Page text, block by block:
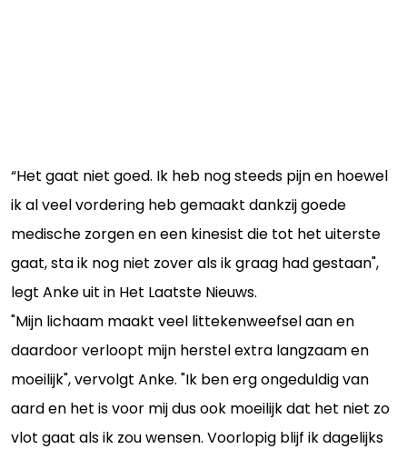
“Het gaat niet goed. Ik heb nog steeds pijn en hoewel
ik al veel vordering heb gemaakt dankzij goede
medische zorgen en een kinesist die tot het uiterste
gaat, sta ik nog niet zover als ik graag had gestaan",
legt Anke uit in Het Laatste Nieuws.
"Mijn lichaam maakt veel littekenweefsel aan en
daardoor verloopt mijn herstel extra langzaam en
moeilijk", vervolgt Anke. "Ik ben erg ongeduldig van
aard en het is voor mij dus ook moeilijk dat het niet zo
vlot gaat als ik zou wensen. Voorlopig blijf ik dagelijks